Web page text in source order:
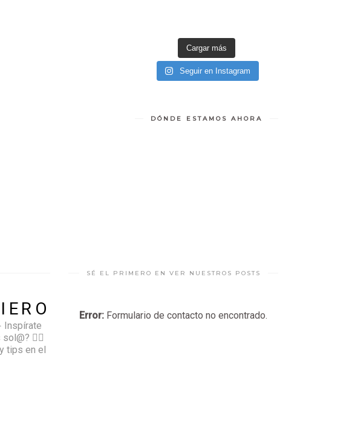
Cargar más
Seguir en Instagram
DÓNDE ESTAMOS AHORA
Inspírate
👉🏻
tips en el
SÉ EL PRIMERO EN VER NUESTROS POSTS
Error: Formulario de contacto no encontrado.